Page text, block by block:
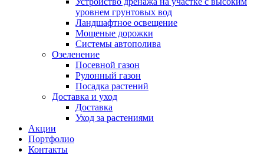
уровнем грунтовых вод
Ландшафтное освещение
Мощеные дорожки
Системы автополива
Озеленение
Посевной газон
Рулонный газон
Посадка растений
Доставка и уход
Доставка
Уход за растениями
Акции
Портфолио
Контакты